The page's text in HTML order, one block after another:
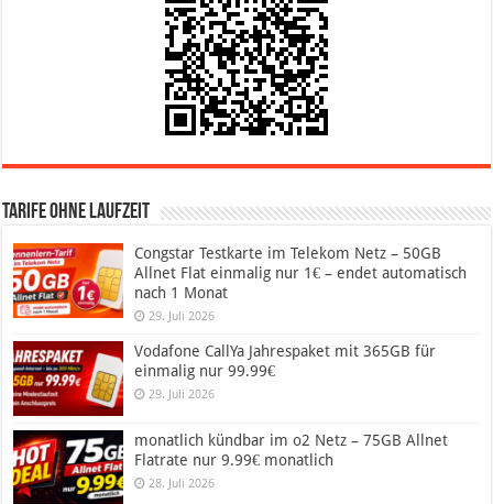
Tarife ohne Laufzeit
Congstar Testkarte im Telekom Netz – 50GB
Allnet Flat einmalig nur 1€ – endet automatisch
nach 1 Monat
29. Juli 2026
Vodafone CallYa Jahrespaket mit 365GB für
einmalig nur 99.99€
29. Juli 2026
monatlich kündbar im o2 Netz – 75GB Allnet
Flatrate nur 9.99€ monatlich
28. Juli 2026